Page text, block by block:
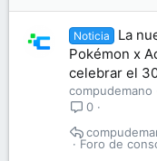
Noticia
La
Pokémon x
celebrar el
compudemano
0
Foro de